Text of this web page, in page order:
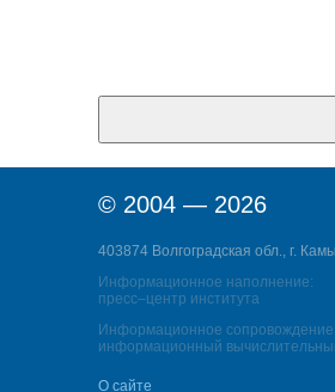
© 2004 — 2026
403874 Волгоградская обл., г.
Информационное наполнение:
пресс–центр института
Информационное сопровождение:
информационный
О сайте